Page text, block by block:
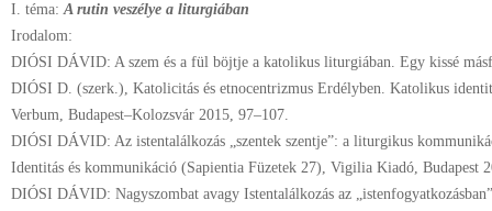
I. téma:A rutin veszélye a liturgiában
Irodalom:
DIÓSI DÁVID: A szem és a fül böjtje a katolikus liturgiában. Egy kissé
DIÓSI D. (szerk.), Katolicitás és etnocentrizmus Erdélyben. Katolikus
Verbum, Budapest–Kolozsvár 2015, 97–107.
DIÓSI DÁVID: Az istentalálkozás „szentek szentje”: a liturgikus
Identitás és kommunikáció (Sapientia Füzetek 27), Vigilia Kiadó, Budapest
DIÓSI DÁVID: Nagyszombat avagy Istentalálkozás az